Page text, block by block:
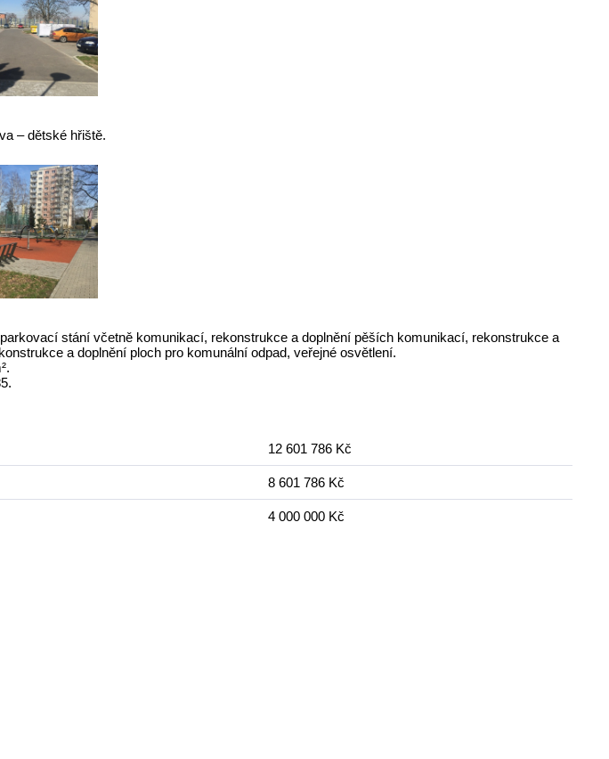
– dětské hřiště.
stání včetně komunikací, rekonstrukce a doplnění pěších komunikací, rekonstrukce a
a doplnění ploch pro komunální odpad, veřejné osvětlení.
12 601 786 Kč
8 601 786 Kč
4 000 000 Kč